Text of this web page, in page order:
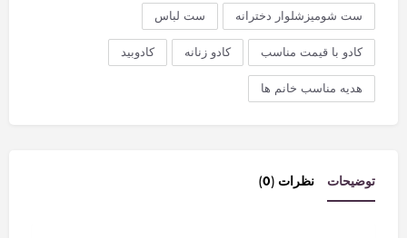
ست شومیزشلوار دخترانه ست لباس
کادو با قیمت مناسب کادو زنانه کادوبید
هدیه مناسب خانم ها
توضیحات نظرات (0)